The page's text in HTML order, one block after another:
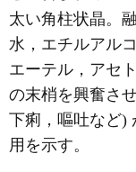
太い角柱状晶。
水，エチルアル
エーテル，アセ
の末梢を興奮さ
下痢，嘔吐など)
用を示す。